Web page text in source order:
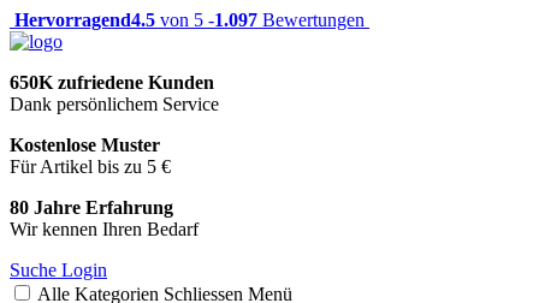
Hervorragend4.5 von 5 -1.097 Bewertungen
650K zufriedene Kunden
Dank persönlichem Service
Kostenlose Muster
Für Artikel bis zu 5 €
80 Jahre Erfahrung
Wir kennen Ihren Bedarf
Suche Login
Alle Kategorien Schliessen Menü